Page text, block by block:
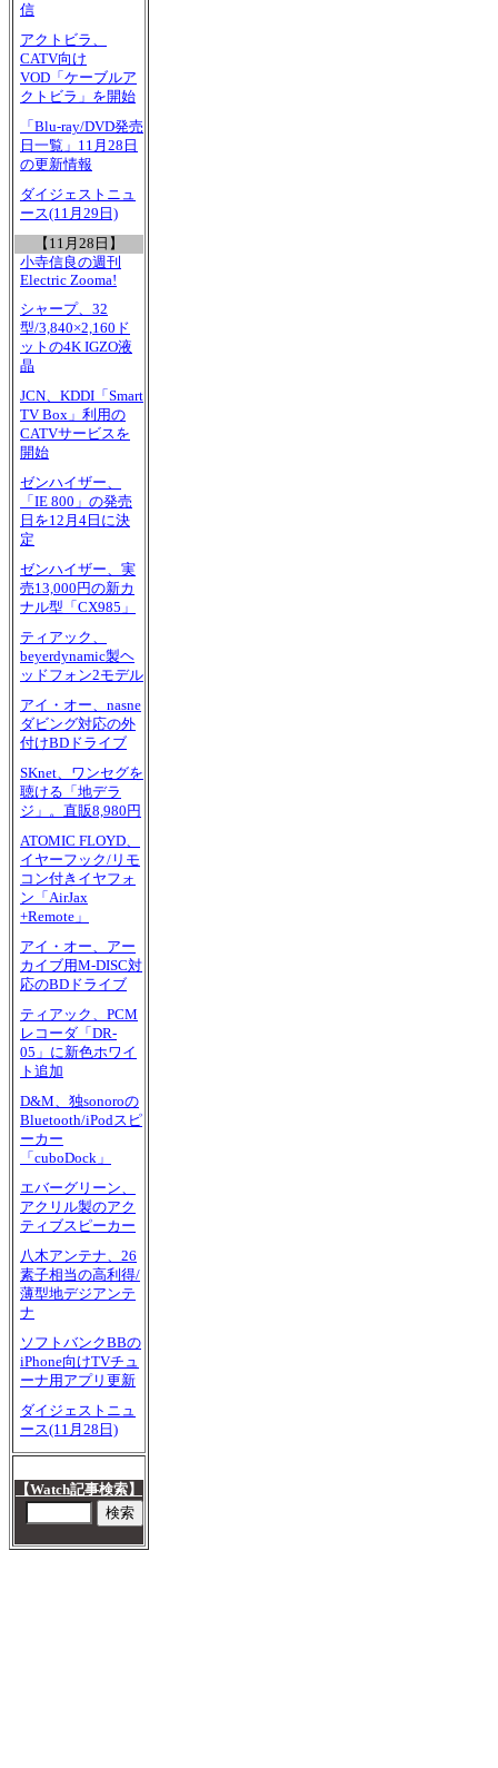
信
アクトビラ、
CATV向け
VOD「ケーブルア
クトビラ」を開始
「Blu-ray/DVD発売
日一覧」11月28日
の更新情報
ダイジェストニュ
ース(11月29日)
【11月28日】
小寺信良の週刊
Electric Zooma!
シャープ、32
型/3,840×2,160ド
ットの4K IGZO液
晶
JCN、KDDI「Smart
TV Box」利用の
CATVサービスを
開始
ゼンハイザー、
「IE 800」の発売
日を12月4日に決
定
ゼンハイザー、実
売13,000円の新カ
ナル型「CX985」
ティアック、
beyerdynamic製ヘ
ッドフォン2モデル
アイ・オー、nasne
ダビング対応の外
付けBDドライブ
SKnet、ワンセグを
聴ける「地デラ
ジ」。直販8,980円
ATOMIC FLOYD、
イヤーフック/リモ
コン付きイヤフォ
ン「AirJax
+Remote」
アイ・オー、アー
カイブ用M-DISC対
応のBDドライブ
ティアック、PCM
レコーダ「DR-
05」に新色ホワイ
ト追加
D&M、独sonoroの
Bluetooth/iPodスピ
ーカー
「cuboDock」
エバーグリーン、
アクリル製のアク
ティブスピーカー
八木アンテナ、26
素子相当の高利得/
薄型地デジアンテ
ナ
ソフトバンクBBの
iPhone向けTVチュ
ーナ用アプリ更新
ダイジェストニュ
ース(11月28日)
【Watch記事検索】